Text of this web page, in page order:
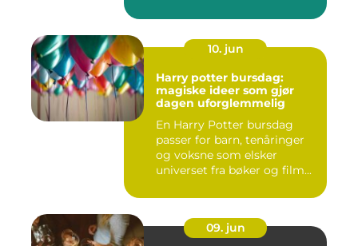
10. jun
Harry potter bursdag:
magiske ideer som gjør
dagen uforglemmelig
En Harry Potter bursdag
passer for barn, tenåringer
og voksne som elsker
universet fra bøker og film...
09. jun